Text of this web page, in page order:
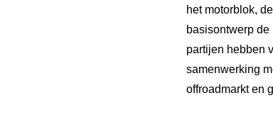
het motorblok,
basisontwerp
partijen hebben
samenwerking
offroadmarkt en